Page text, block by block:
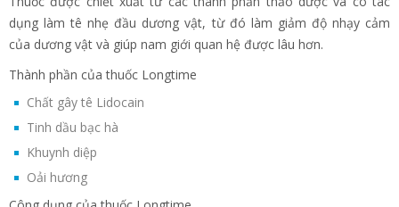
dụng làm tê nhẹ đầu dương vật, từ đó làm giảm độ nhạy cảm
của dương vật và giúp nam giới quan hệ được lâu hơn.
Thành phần của thuốc Longtime
Chất gây tê Lidocain
Tinh dầu bạc hà
Khuynh diệp
Oải hương